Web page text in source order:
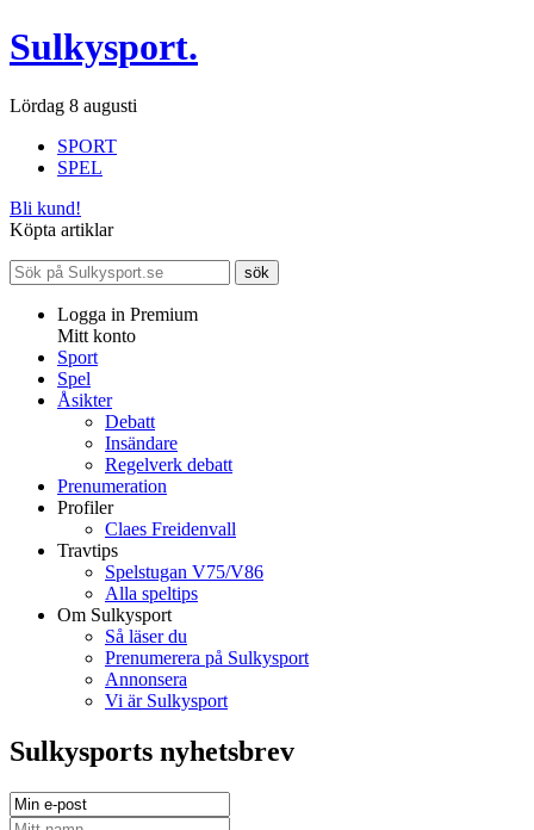
Sulkysport.
Lördag 8 augusti
SPORT
SPEL
Bli kund!
Köpta artiklar
Logga in Premium
Mitt konto
Sport
Spel
Åsikter
Debatt
Insändare
Regelverk debatt
Prenumeration
Profiler
Claes Freidenvall
Travtips
Spelstugan V75/V86
Alla speltips
Om Sulkysport
Så läser du
Prenumerera på Sulkysport
Annonsera
Vi är Sulkysport
Sulkysports nyhetsbrev